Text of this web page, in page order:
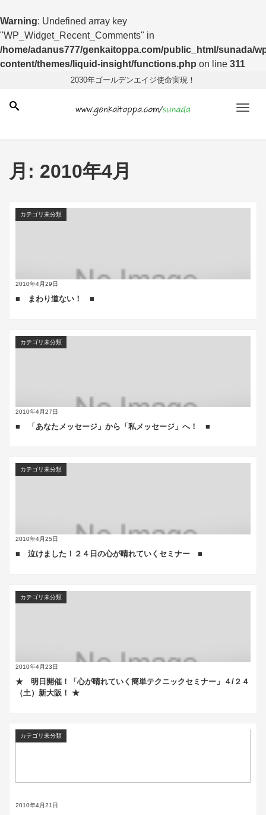
Warning: Undefined array key
"WP_Widget_Recent_Comments" in
/home/adanus777/genkaitoppa.com/public_html/sunada/
content/themes/liquid-insight/functions.php on line 311
2030年ゴールデンエイジ使命実現！
月: 2010年4月
2010年4月29日
カテゴリ未分類
■ まわり道ない！ ■
2010年4月27日
カテゴリ未分類
■ 「あなたメッセージ」から「私メッセージ」へ！ ■
2010年4月25日
カテゴリ未分類
■ 泣けました！２４日の心が晴れていくセミナー ■
2010年4月23日
カテゴリ未分類
★ 明日開催！「心が晴れていく簡単テクニックセミナー」４/２４
（土）新大阪！ ★
2010年4月21日
カテゴリ未分類